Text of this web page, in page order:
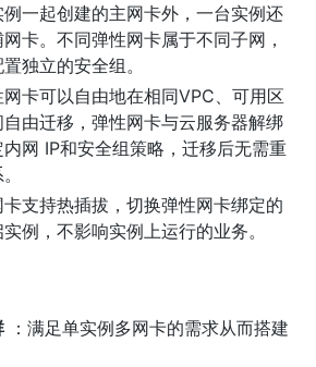
一起创建的主网卡外，一台实例还
卡。不同弹性网卡属于不同子网，
独立的安全组。
卡可以自由地在相同VPC、可用区
由迁移，弹性网卡与云服务器解绑
网 IP和安全组策略，迁移后无需重
支持热插拔，切换弹性网卡绑定的
例，不影响实例上运行的业务。
：满足单实例多网卡的需求从而搭建